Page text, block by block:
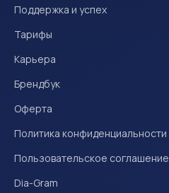
Поддержка и успех
Тарифы
Карьера
Брендбук
Оферта
Политика конфиденциальности
Пользовательское соглашение
Dia-Gram